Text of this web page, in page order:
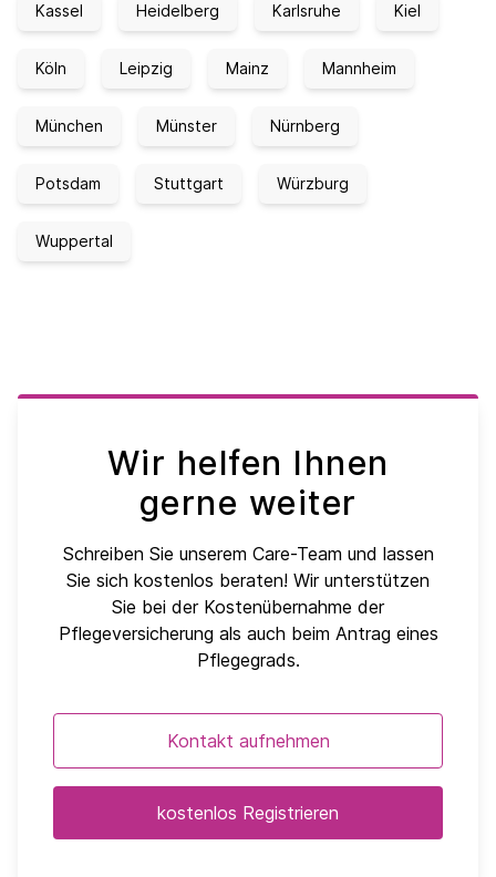
Kassel Heidelberg Karlsruhe Kiel
Köln Leipzig Mainz Mannheim
München Münster Nürnberg
Potsdam Stuttgart Würzburg
Wuppertal
Wir helfen Ihnen
gerne weiter
Schreiben Sie unserem Care-Team und lassen
Sie sich kostenlos beraten! Wir unterstützen
Sie bei der Kostenübernahme der
Pflegeversicherung als auch beim Antrag eines
Pflegegrads.
Kontakt aufnehmen
kostenlos Registrieren